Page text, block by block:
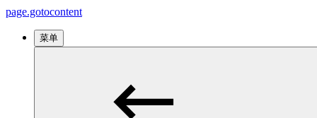
page.gotocontent
菜单